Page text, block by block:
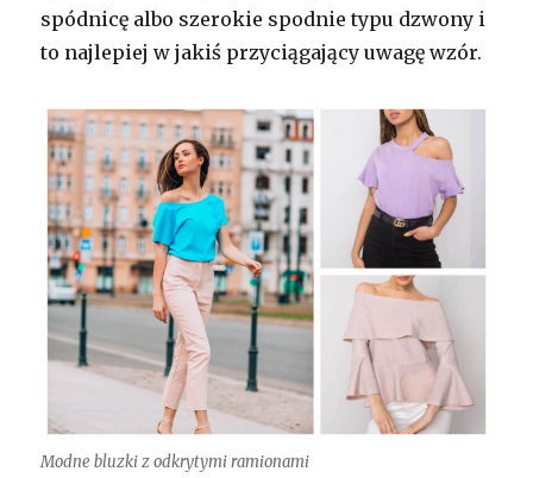
spódnicę albo szerokie spodnie typu dzwony i
to najlepiej w jakiś przyciągający uwagę wzór.
Modne bluzki z odkrytymi ramionami